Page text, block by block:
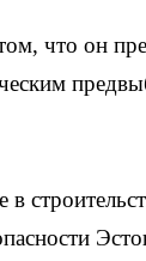
что он